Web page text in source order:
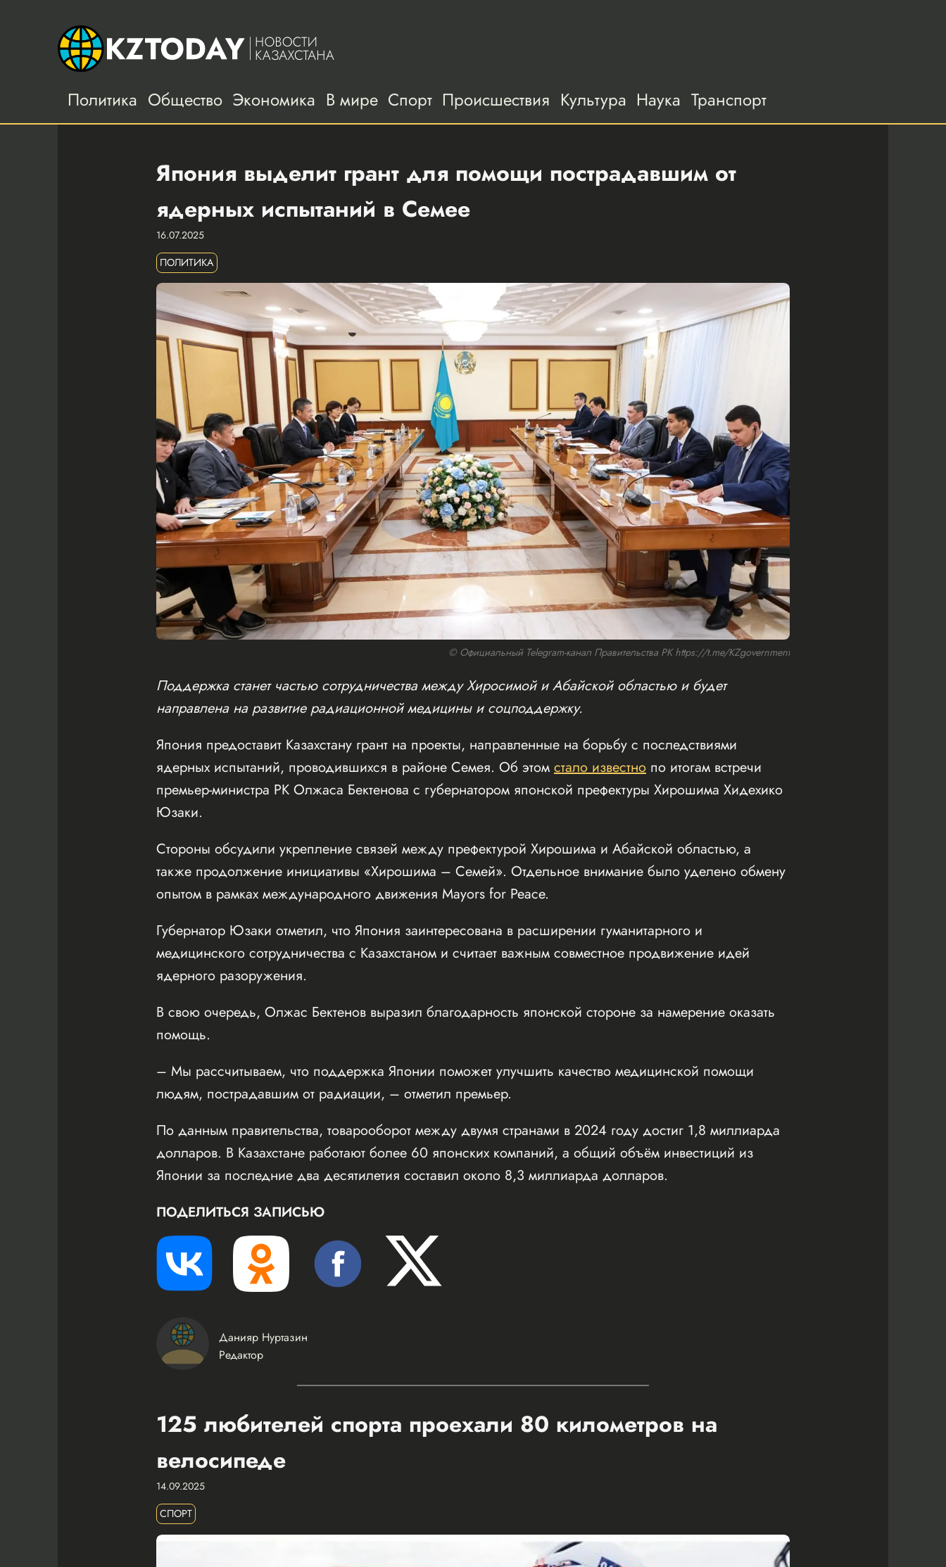
Политика Общество Экономика В мире Спорт Происшествия Культура Наука Транспорт
Япония выделит грант для помощи пострадавшим от
ядерных испытаний в Семее
16.07.2025
ПОЛИТИКА
© Официальный Telegram-канал Правительства РК https://t.me/KZgovernment
Поддержка станет частью сотрудничества между Хиросимой и Абайской областью и будет
направлена на развитие радиационной медицины и соцподдержку.
Япония предоставит Казахстану грант на проекты, направленные на борьбу с последствиями
ядерных испытаний, проводившихся в районе Семея. Об этом стало известно по итогам встречи
премьер-министра РК Олжаса Бектенова с губернатором японской префектуры Хирошима Хидехико
Юзаки.
Стороны обсудили укрепление связей между префектурой Хирошима и Абайской областью, а
также продолжение инициативы «Хирошима – Семей». Отдельное внимание было уделено обмену
опытом в рамках международного движения Mayors for Peace.
Губернатор Юзаки отметил, что Япония заинтересована в расширении гуманитарного и
медицинского сотрудничества с Казахстаном и считает важным совместное продвижение идей
ядерного разоружения.
В свою очередь, Олжас Бектенов выразил благодарность японской стороне за намерение оказать
помощь.
– Мы рассчитываем, что поддержка Японии поможет улучшить качество медицинской помощи
людям, пострадавшим от радиации, – отметил премьер.
По данным правительства, товарооборот между двумя странами в 2024 году достиг 1,8 миллиарда
долларов. В Казахстане работают более 60 японских компаний, а общий объём инвестиций из
Японии за последние два десятилетия составил около 8,3 миллиарда долларов.
ПОДЕЛИТЬСЯ ЗАПИСЬЮ
Данияр Нуртазин
Редактор
125 любителей спорта проехали 80 километров на
велосипеде
14.09.2025
СПОРТ